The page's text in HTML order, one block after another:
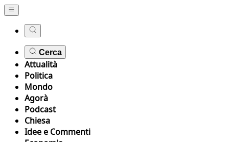
Cerca
Attualità
Politica
Mondo
Agorà
Podcast
Chiesa
Idee e Commenti